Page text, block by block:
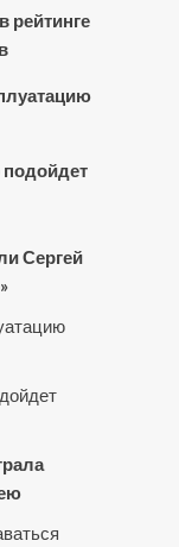
рейтинге
подойдет
Сергей